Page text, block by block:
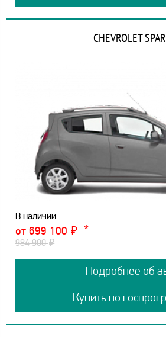
CHEVROLET
В наличии
от 699 100 ₽
984 900₽
Подробнее об
Купить по